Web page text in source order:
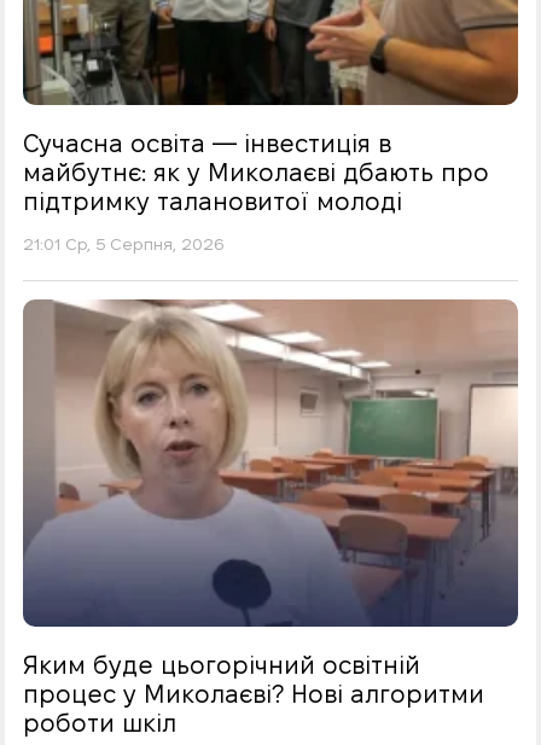
Сучасна освіта — інвестиція в
майбутнє: як у Миколаєві дбають про
підтримку талановитої молоді
21:01 Ср, 5 Серпня, 2026
Яким буде цьогорічний освітній
процес у Миколаєві? Нові алгоритми
роботи шкіл